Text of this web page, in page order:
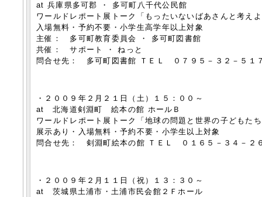
at 兵庫県多可郡 ・ 多可町八千代公民館
ワールドレポート展トーク「もったいないばあさんと考え
入場無料・予約不要・小学生高学年以上対象
主催： 多可町教育委員会 ・ 多可町図書館
共催： サポート ・ ねっと
問合せ先： 多可町図書館 ＴＥＬ ０７９５－３２－５１
・２００９年２月２１日（土）１５：００～
at 北海道剣淵町 絵本の館 ホールＢ
ワールドレポート展トーク「地球の問題と世界の子どもた
展示あり・入場無料・予約不要・小学生以上対象
問合せ先： 剣淵町絵本の館 ＴＥＬ ０１６５－３４－２
・２００９年２月１１日（祝）１３：３０～
at 茨城県土浦市・土浦市民会館２Ｆホール